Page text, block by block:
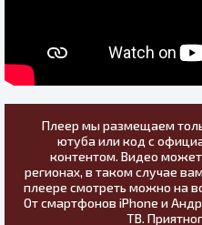
Плеер мы размещаем
ютуба или код с
контентом. Видео
регионах, в таком случае
плеере смотреть можно на
От смартфонов iPhone и
ТВ.